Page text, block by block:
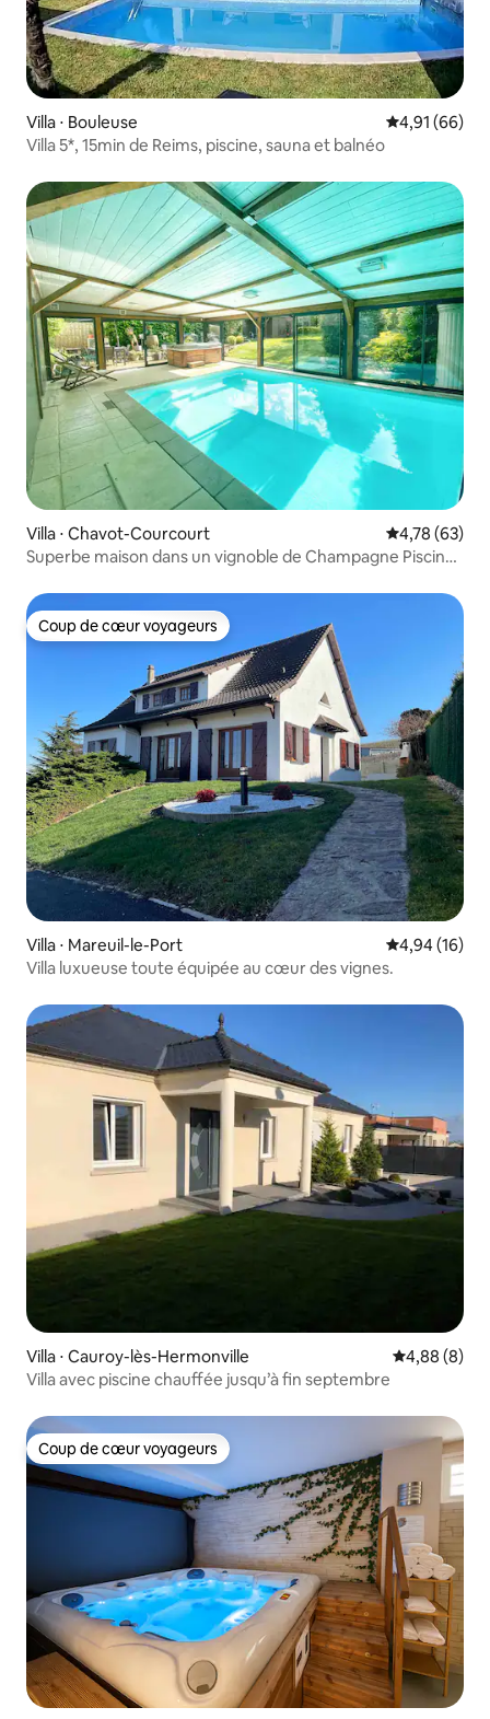
Villa ⋅ Bouleuse Évaluation
4,91 (66)
Villa 5*, 15min de Reims, piscine, sauna et balnéo
Villa ⋅ Chavot-Courcourt Évaluation
4,78 (63)
Superbe maison dans un vignoble de Champagne Piscine
Coup de cœur voyageurs
Coup de cœur voyageurs
Villa ⋅ Mareuil-le-Port Évaluation
4,94 (16)
Villa luxueuse toute équipée au cœur des vignes.
Villa ⋅ Cauroy-lès-Hermonville Évaluation
4,88 (8)
Villa avec piscine chauffée jusqu’à fin septembre
Coup de cœur voyageurs
Coup de cœur voyageurs